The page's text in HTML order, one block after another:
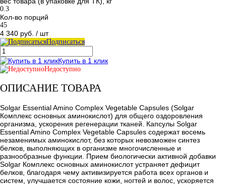
0.3
Кол-во порций
45
4 340 руб. / шт
Подписаться
Купить в 1 клик
Недоступно
ОПИСАНИЕ ТОВАРА
Solgar Essential Amino Complex Vegetable Capsules (Solgar
Комплекс основных аминокислот) для общего оздоровления
организма, ускорения регенерации тканей. Капсулы Solgar
Essential Amino Complex Vegetable Capsules содержат восемь
незаменимых аминокислот, без которых невозможен синтез
белков, выполняющих в организме многочисленные и
разнообразные функции. Прием биологически активной добавки
Solgar Комплекс основных аминокислот устраняет дефицит
белков, благодаря чему активизируется работа всех органов и
систем, улучшается состояние кожи, ногтей и волос, ускоряется